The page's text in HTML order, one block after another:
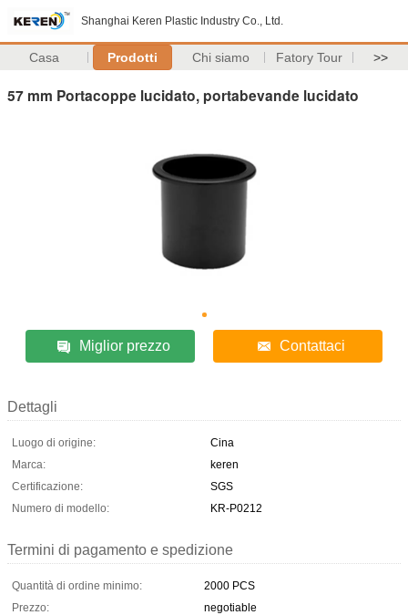
Shanghai Keren Plastic Industry Co., Ltd.
Casa Prodotti Chi siamo Fatory Tour >>
57 mm Portacoppe lucidato, portabevande lucidato
Miglior prezzo Contattaci
Dettagli
Luogo di origine:
Cina
Marca:
keren
Certificazione:
SGS
Numero di modello:
KR-P0212
Termini di pagamento e spedizione
Quantità di ordine minimo:
2000 PCS
Prezzo:
negotiable